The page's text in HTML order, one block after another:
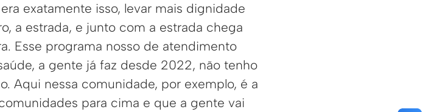
exatamente isso, levar mais dignidade
a estrada, e junto com a estrada chega
Esse programa nosso de atendimento
a gente já faz desde 2022, não tenho
Aqui nessa comunidade, por exemplo, é a
para cima e que a gente vai